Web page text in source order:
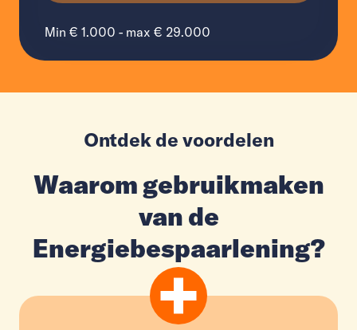
Min € 1.000 - max € 29.000
Ontdek de voordelen
Waarom gebruikmaken
van de
Energiebespaarlening?